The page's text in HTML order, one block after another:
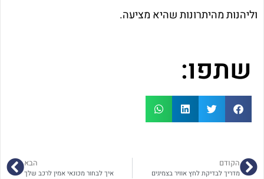
וליהנות מהיתרונות שהיא מציעה.
שתפו:
הקודם
מדריך לבדיקת לחץ אוויר בצמיגים
הבא
איך לבחור מכונאי אמין לרכב שלך